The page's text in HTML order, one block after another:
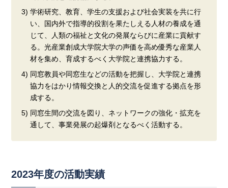
3) 学術研究、教育、学生の支援および社会実装を共に行
い、国内外で指導的役割を果たしえる人材の養成を通
じて、人類の福祉と文化の発展ならびに産業に貢献す
る。光産業創成大学院大学の声価を高め優秀な産業人
材を集め、育成するべく大学院と連携協力する。
4) 同窓教員や同窓生などの活動を把握し、大学院と連携
協力をはかり情報交換と人的交流を促進する拠点を形
成する。
5) 同窓生間の交流を図り、ネットワークの強化・拡充を
通して、事業発展の起爆剤となるべく活動する。
2023年度の活動実績